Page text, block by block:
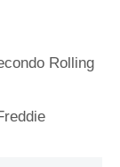
Rolling